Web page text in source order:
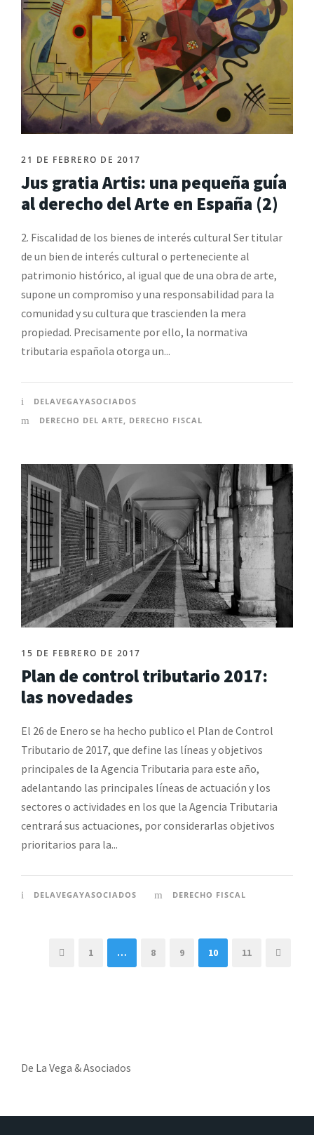
21 DE FEBRERO DE 2017
Jus gratia Artis: una pequeña guía
al derecho del Arte en España (2)
2. Fiscalidad de los bienes de interés cultural Ser titular
de un bien de interés cultural o perteneciente al
patrimonio histórico, al igual que de una obra de arte,
supone un compromiso y una responsabilidad para la
comunidad y su cultura que trascienden la mera
propiedad. Precisamente por ello, la normativa
tributaria española otorga un...
DELAVEGAYASOCIADOS
DERECHO DEL ARTE, DERECHO FISCAL
15 DE FEBRERO DE 2017
Plan de control tributario 2017:
las novedades
El 26 de Enero se ha hecho publico el Plan de Control
Tributario de 2017, que define las líneas y objetivos
principales de la Agencia Tributaria para este año,
adelantando las principales líneas de actuación y los
sectores o actividades en los que la Agencia Tributaria
centrará sus actuaciones, por considerarlas objetivos
prioritarios para la...
DELAVEGAYASOCIADOS DERECHO FISCAL
1 … 8 9 10 11
De La Vega & Asociados